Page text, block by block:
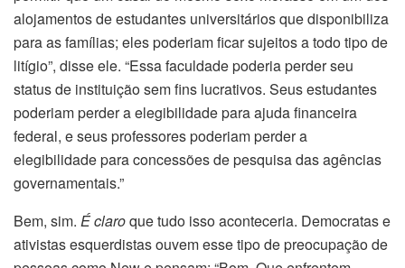
alojamentos de estudantes universitários que disponibiliza
para as famílias; eles poderiam ficar sujeitos a todo tipo de
litígio”, disse ele. “Essa faculdade poderia perder seu
status de instituição sem fins lucrativos. Seus estudantes
poderiam perder a elegibilidade para ajuda financeira
federal, e seus professores poderiam perder a
elegibilidade para concessões de pesquisa das agências
governamentais.”
Bem, sim. É claroque tudo isso aconteceria. Democratas e
ativistas esquerdistas ouvem esse tipo de preocupação de